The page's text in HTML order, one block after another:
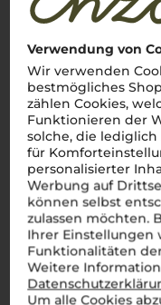
Verwendung von
Wir verwenden
bestmögliches
zählen Cookies,
Funktionieren der
solche, die
für
personalisierter
Werbung auf
können selbst
zulassen möchten.
Ihrer
Funktionalitäten
Weitere
Um alle Cookies
Die alpinische
Charakter
Willkommen in
Alpenlandschaften auf
der faszinierendsten
Zwischen imposanten
Weinbergen entstehen
alpine Terroir perfekt
Weißburgunder aus
Sauvignon Blancoder
Südtirolssind frisch,
kommen regionale
der perfekt zu den
passt. Jeder Schluck
die Schönheit und
a Südtirol!
Mehr Weine aus